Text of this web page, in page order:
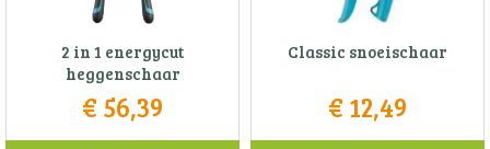
2 in 1 energycut
heggenschaar
€ 56,39
Classic snoeischaar
€ 12,49